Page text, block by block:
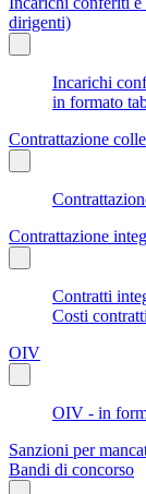
dirigenti)
Incarichi
in formato
Contrattazione
Contrattazione
Contratti
Costi
OIV
OIV - in
Sanzioni per
Bandi di concorso